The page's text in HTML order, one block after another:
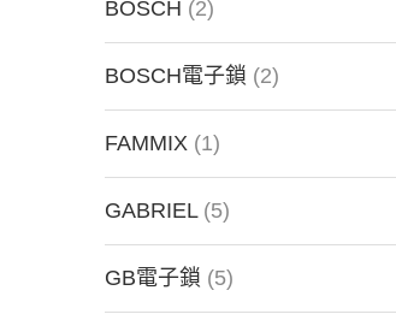
BOSCH (2)
BOSCH電子鎖 (2)
FAMMIX (1)
GABRIEL (5)
GB電子鎖 (5)